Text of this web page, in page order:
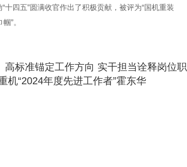
十四五”圆满收官作出了积极贡献，被评为“国机重装
”。
高标准锚定工作方向 实干担当诠释岗位职
“2024年度先进工作者”霍东华